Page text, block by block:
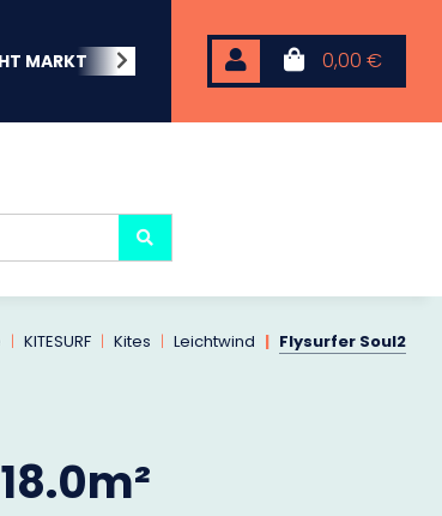
0,00 €
MARKT BEACHWEAR NEOPREN
KITESURF Kites Leichtwind Flysurfer Soul2